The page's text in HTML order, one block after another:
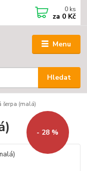
Menu
Hledat
0 ks
za 0 Kč
šerpa (malá)
- 28 %